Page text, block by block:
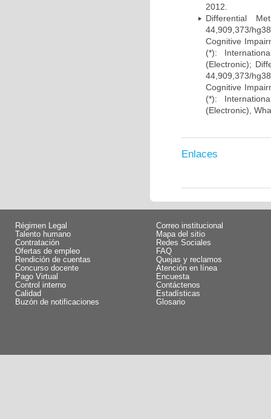
2012.
Differential
44,909,373/
Cognitive
(*):
(Electronic);
44,909,373/
Cognitive
(*):
(Electronic),
Enlaces
Régimen Legal
Talento humano
Contratación
Ofertas de empleo
Rendición de cuentas
Concurso docente
Pago Virtual
Control interno
Calidad
Buzón de notificaciones
Correo institucional
Mapa del sitio
Redes Sociales
FAQ
Quejas y reclamos
Atención en línea
Encuesta
Contáctenos
Estadísticas
Glosario